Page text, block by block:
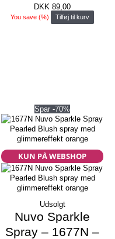
DKK 89,00
You save (%) Tilføj til kurv
Spar -70%
KUN PÅ WEBSHOP
Udsolgt
Nuvo Sparkle
Spray – 1677N –